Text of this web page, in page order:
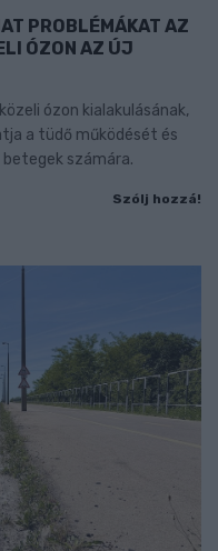
PROBLÉMÁKAT AZ
ÓZON AZ ÚJ
ózon kialakulásának,
a tüdő működését és
számára.
Szólj hozzá!